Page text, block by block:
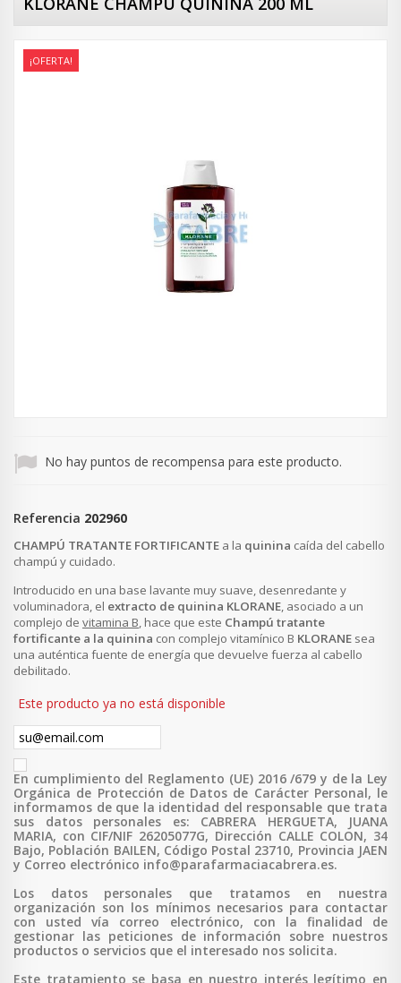
¡OFERTA!
No hay puntos de recompensa para este producto.
Referencia 202960
CHAMPÚ TRATANTE FORTIFICANTE a la quinina caída del cabello
champú y cuidado.
Introducido en una base lavante muy suave, desenredante y
voluminadora, el extracto de quinina KLORANE, asociado a un
complejo de vitamina B, hace que este Champú tratante
fortificante a la quinina con complejo vitamínico B KLORANE sea
una auténtica fuente de energía que devuelve fuerza al cabello
debilitado.
Este producto ya no está disponible
En cumplimiento del Reglamento (UE) 2016 /679 y de la Ley
Orgánica de Protección de Datos de Carácter Personal, le
informamos de que la identidad del responsable que trata
sus datos personales es: CABRERA HERGUETA, JUANA
MARIA, con CIF/NIF 26205077G, Dirección CALLE COLON, 34
Bajo, Población BAILEN, Código Postal 23710, Provincia JAEN
y Correo electrónico info@parafarmaciacabrera.es.
Los datos personales que tratamos en nuestra
organización son los mínimos necesarios para contactar
con usted vía correo electrónico, con la finalidad de
gestionar las peticiones de información sobre nuestros
productos o servicios que el interesado nos solicita.
Este tratamiento se basa en nuestro interés legítimo en